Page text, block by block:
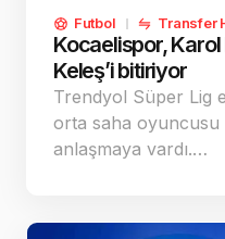
Futbol Transfer
Kocaelispor, Karol
Keleş’i bitiriyor
Trendyol Süper Lig
orta saha oyuncusu
anlaşmaya vardı.…